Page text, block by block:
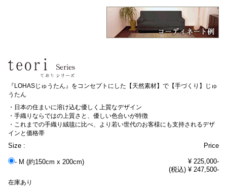
『LOHASじゅうたん』をコンセプトにした【天然素材】で【手づくり】じゅ
うたん
・日本の住まいに溶け込む優しく上質なデザイン
・手織りならではの上質さと、優しい色合いが特徴
・これまでの手織り絨毯に比べ、より若い世代のお客様にも支持されるデザ
インと価格帯
Size : Price
- M (約150cm x 200cm)
¥ 225,000-
(税込) ¥ 247,500-
在庫あり